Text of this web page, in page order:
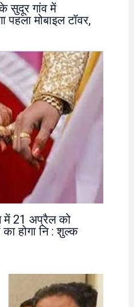
सुदूर गांव में
पहला मोबाइल टॉवर,
में 21 अप्रैल को
होगा नि : शुल्क